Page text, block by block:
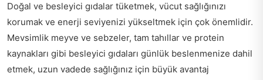
Doğal ve besleyici gıdalar tüketmek, vücut sağlığınızı
korumak ve enerji seviyenizi yükseltmek için çok önemlidir.
Mevsimlik meyve ve sebzeler, tam tahıllar ve protein
kaynakları gibi besleyici gıdaları günlük beslenmenize dahil
etmek, uzun vadede sağlığınız için büyük avantaj